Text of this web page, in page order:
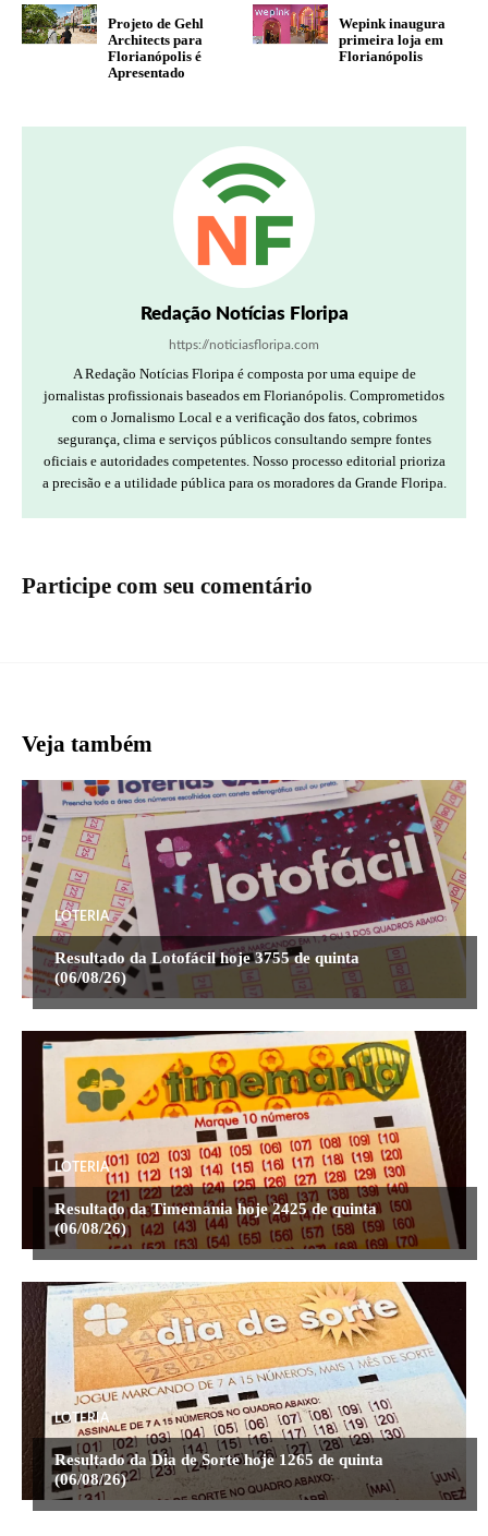
Projeto de Gehl
Architects para
Florianópolis é
Apresentado
Wepink inaugura
primeira loja em
Florianópolis
Redação Notícias Floripa
https://noticiasfloripa.com
A Redação Notícias Floripa é composta por uma equipe de
jornalistas profissionais baseados em Florianópolis. Comprometidos
com o Jornalismo Local e a verificação dos fatos, cobrimos
segurança, clima e serviços públicos consultando sempre fontes
oficiais e autoridades competentes. Nosso processo editorial prioriza
a precisão e a utilidade pública para os moradores da Grande Floripa.
Participe com seu comentário
Veja também
LOTERIA
Resultado da Lotofácil hoje 3755 de quinta
(06/08/26)
LOTERIA
Resultado da Timemania hoje 2425 de quinta
(06/08/26)
LOTERIA
Resultado da Dia de Sorte hoje 1265 de quinta
(06/08/26)